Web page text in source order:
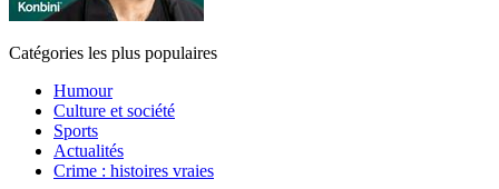
Catégories les plus populaires
Humour
Culture et société
Sports
Actualités
Crime : histoires vraies